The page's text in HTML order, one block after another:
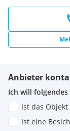
Anbieter
Ich will
Ist das
Ist eine